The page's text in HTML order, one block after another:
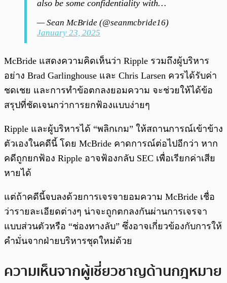
also be some confidentiality with…
— Sean McBride (@seanmcbride16)
January 23, 2025
McBride แสดงความคิดเห็นว่า Ripple รวมถึงผู้บริหาร
อย่าง Brad Garlinghouse และ Chris Larsen ควรได้รับค่า
ชดเชย และการทำข้อตกลงยอมความ จะช่วยให้ได้ข้อ
สรุปที่ชัดเจนกว่าการยกฟ้องแบบง่ายๆ
Ripple และผู้บริหารได้ “พลิกเกม” ให้สถานการณ์เข้าข้าง
ตัวเองในคดีนี้ โดย McBride คาดการณ์ต่อไปอีกว่า หาก
คดีถูกยกฟ้อง Ripple อาจฟ้องกลับ SEC เพื่อเรียกค่าเสีย
หายได้
แต่ถ้าคดีนี้จบลงด้วยการเจรจายอมความ McBride เชื่อ
ว่ารายละเอียดต่างๆ น่าจะถูกตกลงกันผ่านการเจรจา
แบบส่วนตัวหรือ “ช่องทางลับ” ซึ่งอาจเกี่ยวข้องกับการให้
คำมั่นจากฝ่ายบริหารชุดใหม่ด้วย
ความเห็นจากผู้เชี่ยวชาญด้านกฎหมาย